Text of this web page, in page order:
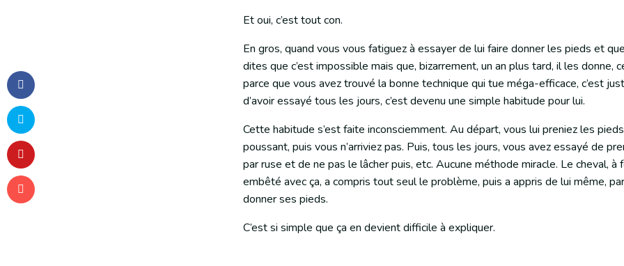
Et oui, c’est tout con.
En gros, quand vous vous fatiguez à essayer de lui faire donner les pieds et
dites que c’est impossible mais que, bizarrement, un an plus tard, il les donne,
parce que vous avez trouvé la bonne technique qui tue méga-efficace, c’est
d’avoir essayé tous les jours, c’est devenu une simple habitude pour lui.
Cette habitude s’est faite inconsciemment. Au départ, vous lui preniez les
poussant, puis vous n’arriviez pas. Puis, tous les jours, vous avez essayé de
par ruse et de ne pas le lâcher puis, etc. Aucune méthode miracle. Le cheval, à
embêté avec ça, a compris tout seul le problème, puis a appris de lui même,
donner ses pieds.
C’est si simple que ça en devient difficile à expliquer.